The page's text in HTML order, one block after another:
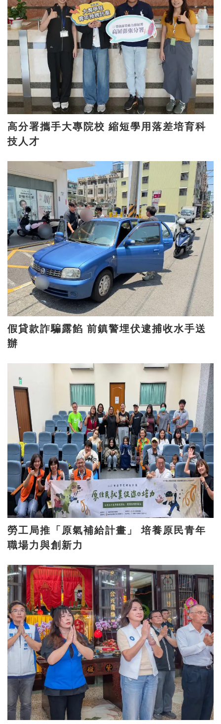
高分署攜手大專院校 縮短學用落差培育科
技人才
假貸款詐騙露餡 前鎮警埋伏逮捕收水手送
辦
勞工局推「原氣補給計畫」 培養原民青年
職場力與創新力